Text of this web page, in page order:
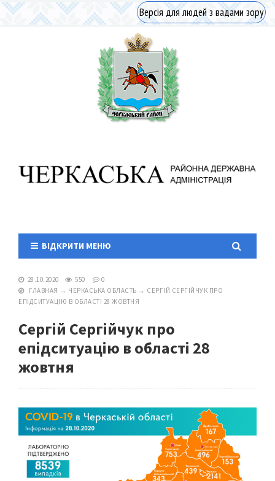
Версія для людей з вадами зору
ВІДКРИТИ МЕНЮ
28.10.2020 550
0
ГЛАВНАЯ → ЧЕРКАСЬКА ОБЛАСТЬ → СЕРГІЙ СЕРГІЙЧУК ПРО
ЕПІДСИТУАЦІЮ В ОБЛАСТІ 28 ЖОВТНЯ
Сергій Сергійчук про
епідситуацію в області 28
жовтня